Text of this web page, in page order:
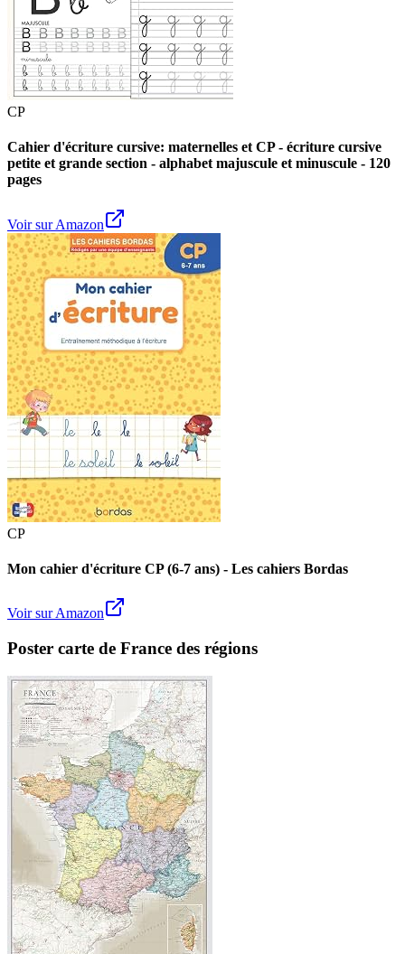
CP
Cahier d'écriture cursive: maternelles et CP - écriture cursive
petite et grande section - alphabet majuscule et minuscule - 120
pages
Voir sur Amazon
CP
Mon cahier d'écriture CP (6-7 ans) - Les cahiers Bordas
Voir sur Amazon
Poster carte de France des régions